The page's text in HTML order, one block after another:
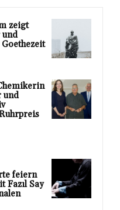
zeigt
und
und
feiern
Fazıl Say